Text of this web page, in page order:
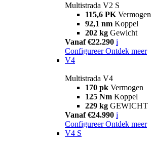
Multistrada V2 S
115,6 PK Vermogen
92,1 nm Koppel
202 kg Gewicht
Vanaf €22.290 i
Configureer Ontdek meer
V4
Multistrada V4
170 pk Vermogen
125 Nm Koppel
229 kg GEWICHT
Vanaf €24.990 i
Configureer Ontdek meer
V4 S